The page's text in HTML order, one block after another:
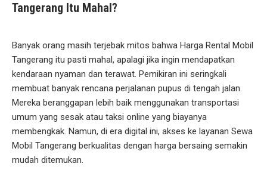
Tangerang Itu Mahal?
Banyak orang masih terjebak mitos bahwa Harga Rental Mobil
Tangerang itu pasti mahal, apalagi jika ingin mendapatkan
kendaraan nyaman dan terawat. Pemikiran ini seringkali
membuat banyak rencana perjalanan pupus di tengah jalan.
Mereka beranggapan lebih baik menggunakan transportasi
umum yang sesak atau taksi online yang biayanya
membengkak. Namun, di era digital ini, akses ke layanan Sewa
Mobil Tangerang berkualitas dengan harga bersaing semakin
mudah ditemukan.